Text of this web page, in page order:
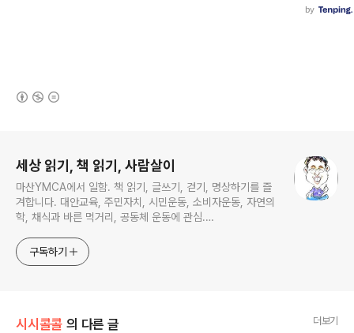
세상 읽기, 책 읽기, 사람살이
마산YMCA에서 일함. 책 읽기, 글쓰기, 걷기, 명상하기를 즐
겨합니다. 대안교육, 주민자치, 시민운동, 소비자운동, 자연의
학, 채식과 바른 먹거리, 공동체 운동에 관심.
http://www.facebook.com/ymcaman
구독하기
시시콜콜 의 다른 글 더보기